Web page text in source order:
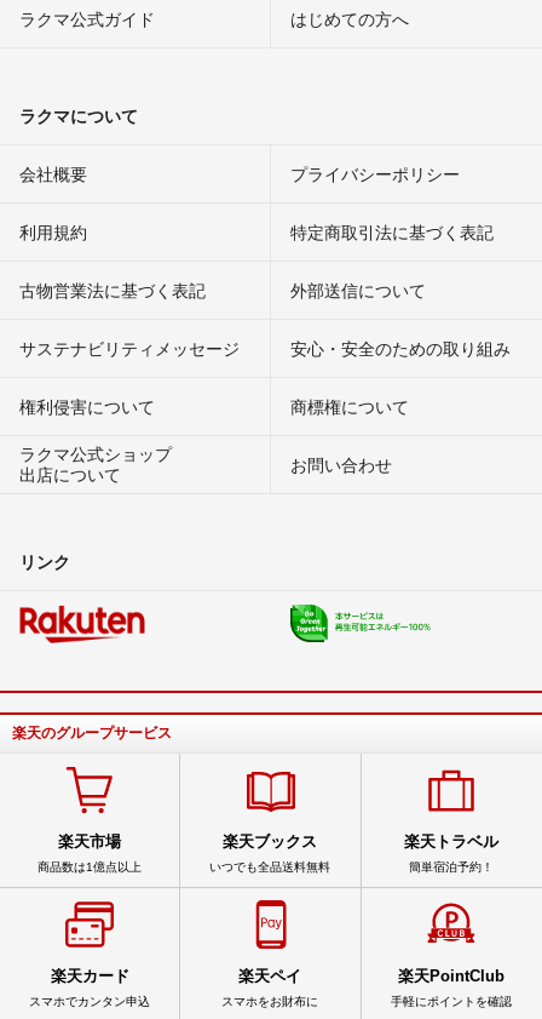
ラクマ公式ガイド はじめての方へ
ラクマについて
会社概要 プライバシーポリシー
利用規約 特定商取引法に基づく表記
古物営業法に基づく表記 外部送信について
サステナビリティメッセージ 安心・安全のための取り組み
権利侵害について
商標権について
ラクマ公式ショップ
出店について
お問い合わせ
リンク
楽天のグループサービス
楽天市場
商品数は1億点以上
楽天ブックス
いつでも全品送料無料
楽天トラベル
簡単宿泊予約！
楽天カード
スマホでカンタン申込
楽天ペイ
スマホをお財布に
楽天PointClub
手軽にポイントを確認